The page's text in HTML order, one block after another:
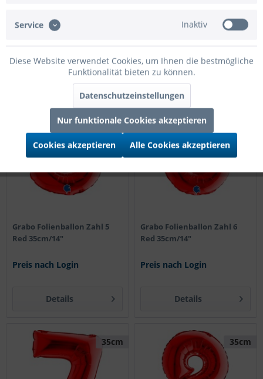
Preis nach Login Preis nach Login
35cm
Grabo Folienballon Zahl 5
Red 35cm/14"
Preis nach Login
Details
Grabo Folienballon Zahl 6
Red 35cm/14"
Preis nach Login
Details
35cm 35cm
Service Inaktiv
Diese Website verwendet Cookies, um Ihnen die bestmögliche
Funktionalität bieten zu können.
Datenschutzeinstellungen
Nur funktionale Cookies akzeptieren
Cookies akzeptieren Alle Cookies akzeptieren